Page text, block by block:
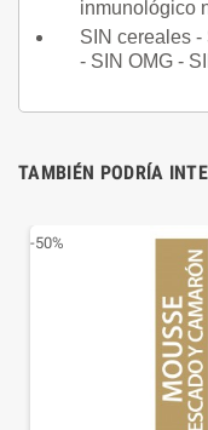
inmunológico
SIN cereales
- SIN OMG -
TAMBIÉN PODRÍA